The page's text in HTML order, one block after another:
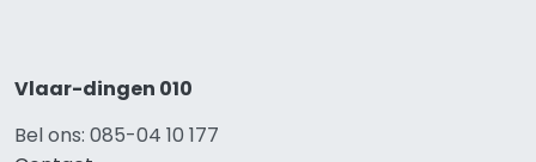
Vlaar-dingen 010
Bel ons: 085-04 10 177